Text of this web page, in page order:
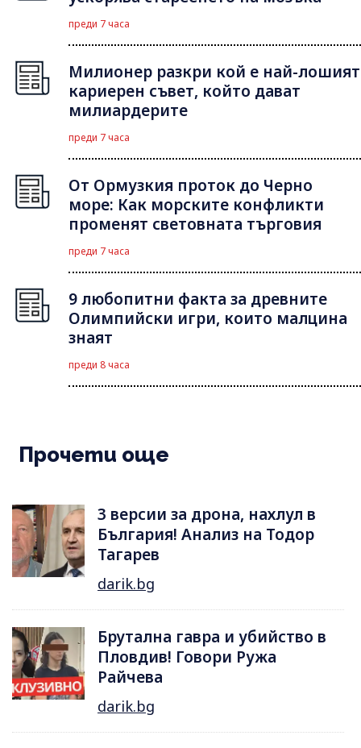
преди 7 часа
Милионер разкри кой е най-лошият
кариерен съвет, който дават
милиардерите
преди 7 часа
От Ормузкия проток до Черно
море: Как морските конфликти
променят световната търговия
преди 7 часа
9 любопитни факта за древните
Олимпийски игри, които малцина
знаят
преди 8 часа
Прочети още
3 версии за дрона, нахлул в
България! Анализ на Тодор
Тагарев
darik.bg
Брутална гавра и убийство в
Пловдив! Говори Ружа
Райчева
darik.bg